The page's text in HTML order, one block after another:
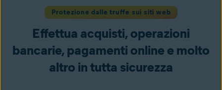
Protezione dalle truffe sui siti web
Effettua acquisti, operazioni
bancarie, pagamenti online e molto
altro in tutta sicurezza